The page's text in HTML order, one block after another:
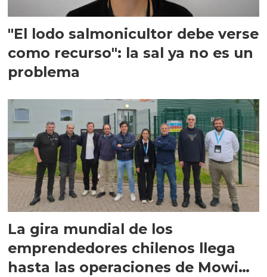
"El lodo salmonicultor debe verse
como recurso": la sal ya no es un
problema
La gira mundial de los
emprendedores chilenos llega
hasta las operaciones de Mowi